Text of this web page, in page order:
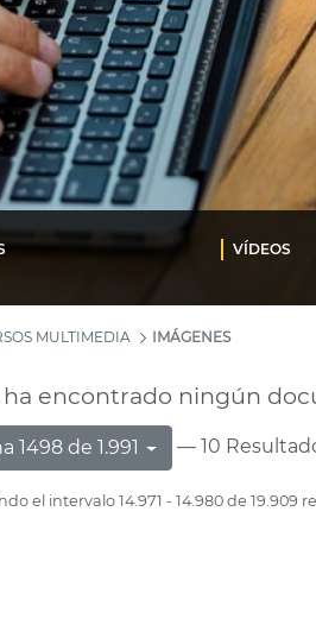
VÍDEOS
MULTIMEDIA IMÁGENES
ha encontrado ningún
1498 de 1.991 — 10
el intervalo 14.971 - 14.980 de 19.909